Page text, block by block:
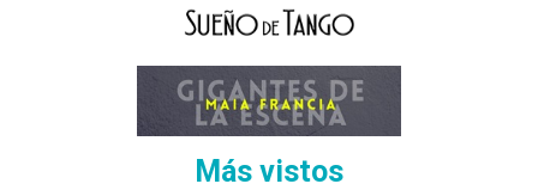
Más vistos